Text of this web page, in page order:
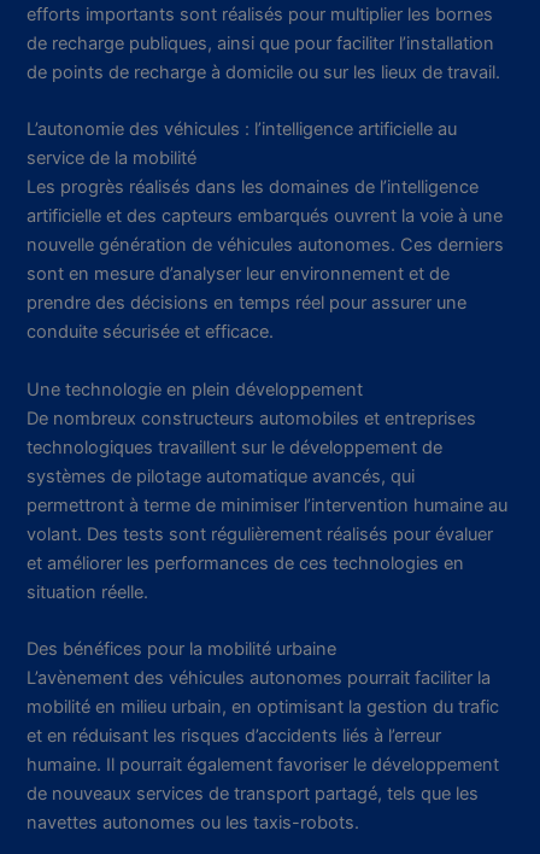
efforts importants sont réalisés pour multiplier les bornes
de recharge publiques, ainsi que pour faciliter l’installation
de points de recharge à domicile ou sur les lieux de travail.
L’autonomie des véhicules : l’intelligence artificielle au
service de la mobilité
Les progrès réalisés dans les domaines de l’intelligence
artificielle et des capteurs embarqués ouvrent la voie à une
nouvelle génération de véhicules autonomes. Ces derniers
sont en mesure d’analyser leur environnement et de
prendre des décisions en temps réel pour assurer une
conduite sécurisée et efficace.
Une technologie en plein développement
De nombreux constructeurs automobiles et entreprises
technologiques travaillent sur le développement de
systèmes de pilotage automatique avancés, qui
permettront à terme de minimiser l’intervention humaine au
volant. Des tests sont régulièrement réalisés pour évaluer
et améliorer les performances de ces technologies en
situation réelle.
Des bénéfices pour la mobilité urbaine
L’avènement des véhicules autonomes pourrait faciliter la
mobilité en milieu urbain, en optimisant la gestion du trafic
et en réduisant les risques d’accidents liés à l’erreur
humaine. Il pourrait également favoriser le développement
de nouveaux services de transport partagé, tels que les
navettes autonomes ou les taxis-robots.